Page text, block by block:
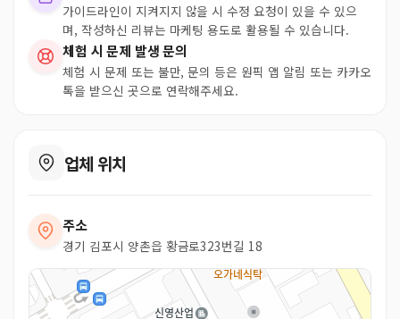
가이드라인이 지켜지지 않을 시 수정 요청이 있을 수 있으
며, 작성하신 리뷰는 마케팅 용도로 활용될 수 있습니다.
체험 시 문제 발생 문의
체험 시 문제 또는 불만, 문의 등은 원픽 앱 알림 또는 카카오
톡을 받으신 곳으로 연락해주세요.
업체 위치
주소
경기 김포시 양촌읍 황금로323번길 18